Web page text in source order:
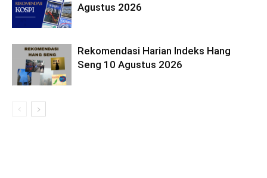
Agustus 2026
Rekomendasi Harian Indeks Hang
Seng 10 Agustus 2026